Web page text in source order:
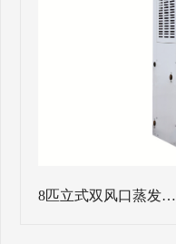
8匹立式双风口蒸发…